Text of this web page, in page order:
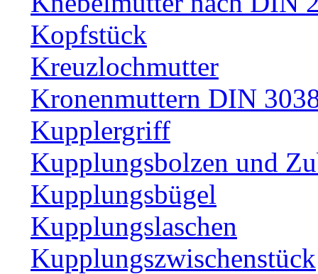
Kopfstück
Kreuzlochmutter
Kronenmuttern DIN
Kupplergriff
Kupplungsbolzen und
Kupplungsbügel
Kupplungslaschen
Kupplungszwischenstück